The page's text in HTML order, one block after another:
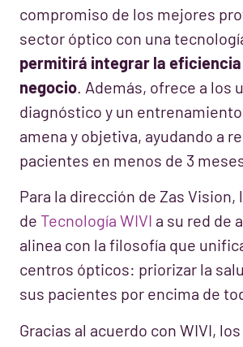
compromiso de los mejores
sector óptico con una
permitirá integrar la eficiencia
negocio . Además, ofrece a los
diagnóstico y un
amena y objetiva, ayudando a
pacientes en menos de 3
Para la dirección de Zas
de Tecnología WIVI a su red de
alinea con la filosofía que
centros ópticos: priorizar la
sus pacientes por encima de
Gracias al acuerdo con WIVI,